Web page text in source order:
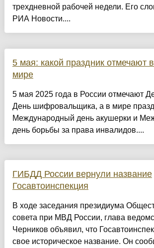
трехдневной рабочей недели. Его
РИА Новости....
5 мая: какой праздник отмечают
мире
5 мая 2025 года в России отмечают
День шифровальщика, а в мире
Международный день акушерки и
день борьбы за права инвалидов....
ГИБДД России вернули название
Госавтоинспекция
В ходе заседания президиума
совета при МВД России, глава
Черников объявил, что
свое историческое название. Он